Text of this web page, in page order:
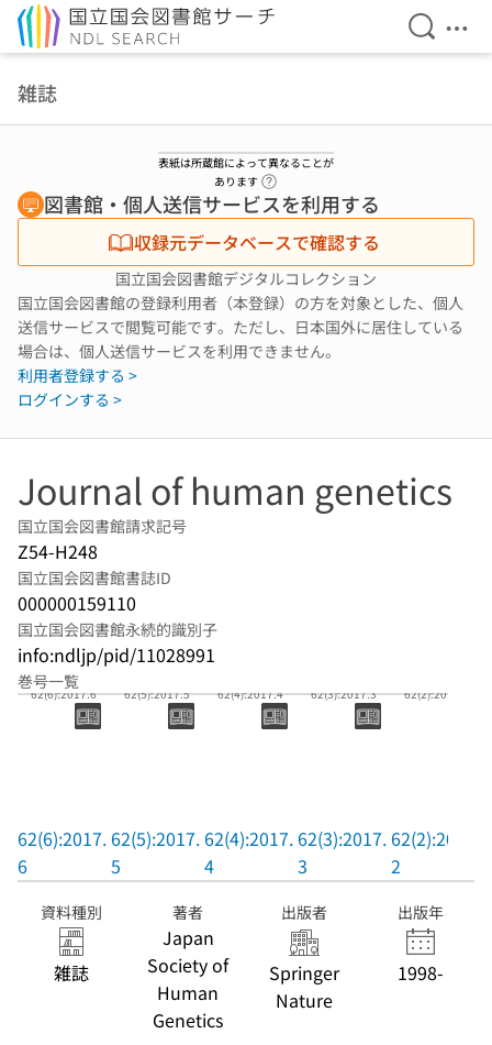
検索を
メ
雑誌
表紙は所蔵館によって異なることが
あります
図書館・個人送信サービスを利用する
収録元データベースで確認する
国立国会図書館デジタルコレクション
国立国会図書館の登録利用者（本登録）の方を対象とした、個人
送信サービスで閲覧可能です。ただし、日本国外に居住している
場合は、個人送信サービスを利用できません。
利用者登録する >
ログインする >
Journal of human genetics
国立国会図書館請求記号
Z54-H248
国立国会図書館書誌ID
000000159110
国立国会図書館永続的識別子
info:ndljp/pid/11028991
巻号一覧
62(6):2017.6
62(6):2017.
6
62(5):2017.5
62(5):2017.
5
62(4):2017.4
62(4):2017.
4
62(3):2017.3
62(3):2017.
3
62(2):2017.2
62(2):2017.
2
資料種別
雑誌
著者
Japan
Society of
Human
Genetics
出版者
Springer
Nature
出版年
1998-